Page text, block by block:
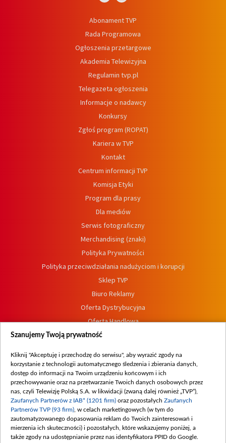
Abonament TVP
Rada Programowa
Ogłoszenia przetargowe
Akademia Telewizyjna
Regulamin tvp.pl
Telegazeta ogłoszenia
Informacje o nadawcy
Konkursy
Zgłoś program (ROPAT)
Kariera w TVP
Kontakt
Centrum informacji TVP
Komisja Etyki
Program dla prasy
Dla mediów
Serwis fotograficzny
Merchandising (znaki)
Polityka Prywatności
Polityka przeciwdziałania nadużyciom i korupcji
Sklep TVP
Biuro Reklamy
Oferta Dystrybucyjna
Oferta Handlowa
Dostępność
Procedura zgłoszeń wewnętrznych
Szanujemy Twoją prywatność
Kliknij "Akceptuję i przechodzę do serwisu", aby wyrazić zgody na
korzystanie z technologii automatycznego śledzenia i zbierania danych,
dostęp do informacji na Twoim urządzeniu końcowym i ich
przechowywanie oraz na przetwarzanie Twoich danych osobowych przez
nas, czyli Telewizję Polską S.A. w likwidacji (zwaną dalej również „TVP”),
Zaufanych Partnerów z IAB* (1201 firm) oraz pozostałych Zaufanych
Partnerów TVP (93 firm) , w celach marketingowych (w tym do
zautomatyzowanego dopasowania reklam do Twoich zainteresowań i
mierzenia ich skuteczności) i pozostałych, które wskazujemy poniżej, a
także zgody na udostępnianie przez nas identyfikatora PPID do Google.